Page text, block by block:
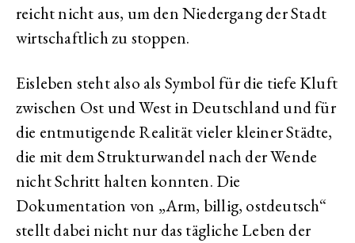
reicht nicht aus, um den Niedergang der Stadt
wirtschaftlich zu stoppen.
Eisleben steht also als Symbol für die tiefe Kluft
zwischen Ost und West in Deutschland und für
die entmutigende Realität vieler kleiner Städte,
die mit dem Strukturwandel nach der Wende
nicht Schritt halten konnten. Die
Dokumentation von „Arm, billig, ostdeutsch“
stellt dabei nicht nur das tägliche Leben der